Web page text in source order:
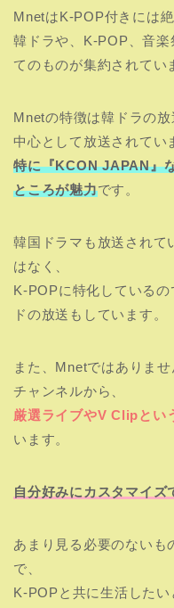
MnetはK-POP付きには
韓ドラや、K-POP、音
てのものが集約されてい
Mnetの特徴は韓ドラの
中心として放送されてい
特に『KCON JAPAN』
ところが魅力です。
韓国ドラマも放送されて
はなく、
K-POPに特化している
ドの放送もしています。
また、Mnetではありま
チャンネルから、
厳選ライブやV Clipとい
います。
自分好みにカスタマイズ
あまり見る必要のないも
で、
K-POPと共に生活した